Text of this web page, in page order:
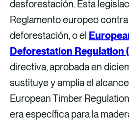
o
desforestación. Esta
Reglamento europeo
deforestación, o el
Deforestation Regulation
directiva, aprobada en
sustituye y amplía el
European Timber
era específica para la